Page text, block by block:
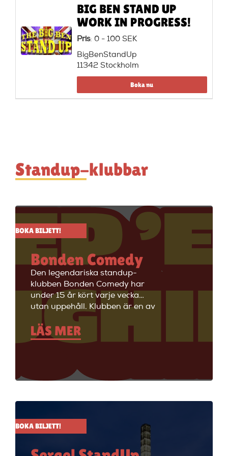
BIG BEN STAND UP
WORK IN PROGRESS!
Pris: 0 - 100 SEK
BigBenStandUp
11342 Stockholm
Boka nu
Standup-klubbar
BOKA BILJETT!
Bonden Comedy
Den legendariska standup-
klubben Bonden Comedy har
under 15 år kört varje vecka
utan uppehåll. Klubben är en av
Stockholms äldsta
standupklubbar och är känd för
att ha de bästa komikerna i
välkommen till Big Ben Stand
LÄS MER
BOKA BILJETT!